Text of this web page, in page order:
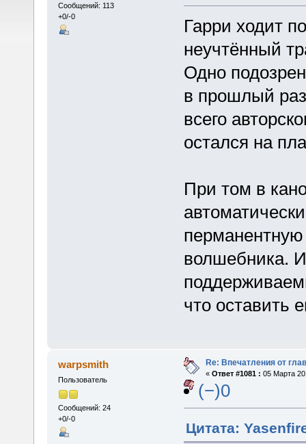
Сообщений: 113
+0/-0
Гарри ходит
неучтённый
Одно
в прошлый
всего
остался на
При том в
волшебника.
что оставить
warpsmith
Пользователь
Сообщений: 24
+0/-0
Re: Впечатления от
« Ответ #1081 : 05 Марта
(−)0
Цитата: